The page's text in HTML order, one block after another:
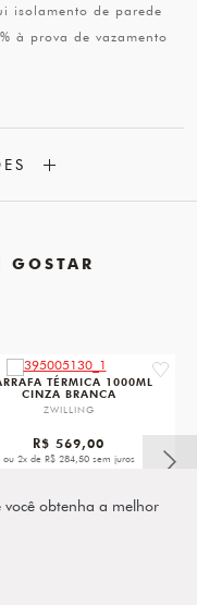
você obtenha a melhor
isolamento de parede
à prova de vazamento
GOSTAR
TÉRMICA 1000ML
CINZA BRANCA
ZWILLING
R$ 569,00
ou 2x de R$ 284,50 sem juros
VER PRODUTO